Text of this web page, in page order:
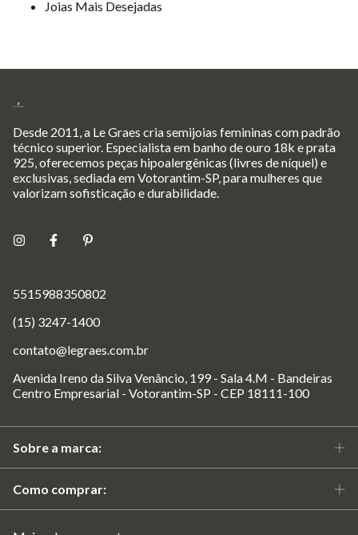
Joias Mais Desejadas
Desde 2011, a Le Graes cria semijoias femininas com padrão
técnico superior. Especialista em banho de ouro 18k e prata
925, oferecemos peças hipoalergênicas (livres de níquel) e
exclusivas, sediada em Votorantim-SP, para mulheres que
valorizam sofisticação e durabilidade.
5515988350802
(15) 3247-1400
contato@legraes.com.br
Avenida Ireno da Silva Venâncio, 199 - Sala 4.M - Bandeiras
Centro Empresarial - Votorantim-SP - CEP 18111-100
Sobre a marca:
Como comprar: